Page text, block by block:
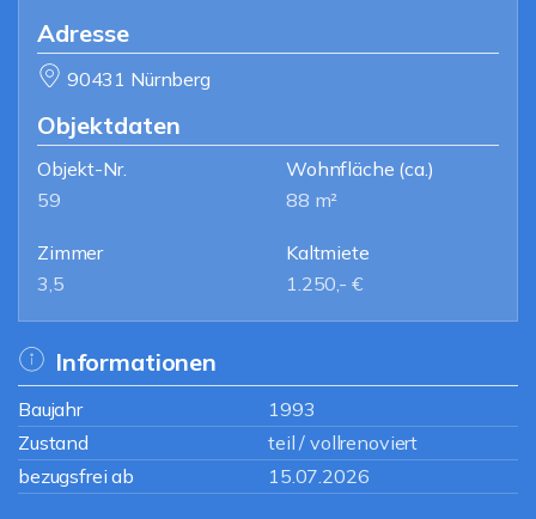
Adresse
90431 Nürnberg
Objektdaten
Objekt-Nr.
59
Wohnfläche (ca.)
88 m²
Zimmer
3,5
Kaltmiete
1.250,- €
Informationen
Baujahr
1993
Zustand
teil / vollrenoviert
bezugsfrei ab
15.07.2026